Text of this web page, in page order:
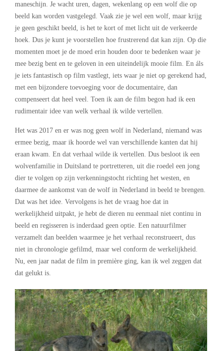
maneschijn. Je wacht uren, dagen, wekenlang op een wolf die op
beeld kan worden vastgelegd. Vaak zie je wel een wolf, maar krijg
je geen geschikt beeld, is het te kort of met licht uit de verkeerde
hoek. Dus je kunt je voorstellen hoe frustrerend dat kan zijn. Op die
momenten moet je de moed erin houden door te bedenken waar je
mee bezig bent en te geloven in een uiteindelijk mooie film. En áls
je iets fantastisch op film vastlegt, iets waar je niet op gerekend had,
met een bijzondere toevoeging voor de documentaire, dan
compenseert dat heel veel. Toen ik aan de film begon had ik een
rudimentair idee van welk verhaal ik wilde vertellen.
Het was 2017 en er was nog geen wolf in Nederland, niemand was
ermee bezig, maar ik hoorde wel van verschillende kanten dat hij
eraan kwam. En dat verhaal wilde ik vertellen. Dus besloot ik een
wolvenfamilie in Duitsland te portretteren, uit die roedel een jong
dier te volgen op zijn verkenningstocht richting het westen, en
daarmee de aankomst van de wolf in Nederland in beeld te brengen.
Dat was het idee. Vervolgens is het de vraag hoe dat in
werkelijkheid uitpakt, je hebt de dieren nu eenmaal niet continu in
beeld en regisseren is inderdaad geen optie. Een natuurfilmer
verzamelt dan beelden waarmee je het verhaal reconstrueert, dus
niet in chronologie gefilmd, maar wel conform de werkelijkheid.
Nu, een jaar nadat de film in première ging, kan ik wel zeggen dat
dat gelukt is.